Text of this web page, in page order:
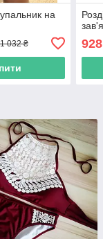
на
1 032 ₴